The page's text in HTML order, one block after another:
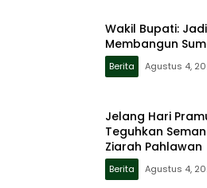
Wakil Bupati:
Membangun
Berita Agustus 4,
Jelang Hari
Teguhkan
Ziarah Pahlawan
Berita Agustus 4,